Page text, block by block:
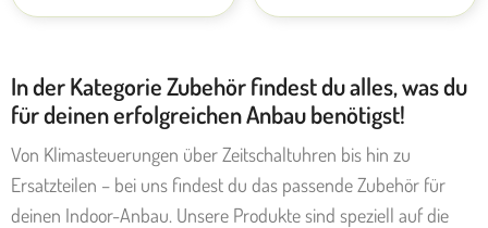
In der Kategorie Zubehör findest du alles, was du
für deinen erfolgreichen Anbau benötigst!
Von Klimasteuerungen über Zeitschaltuhren bis hin zu
Ersatzteilen – bei uns findest du das passende Zubehör für
deinen Indoor-Anbau. Unsere Produkte sind speziell auf die